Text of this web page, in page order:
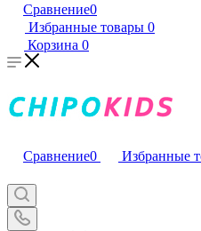
Сравнение0
Избранные товары 0
Корзина 0
Сравнение0 Избранные